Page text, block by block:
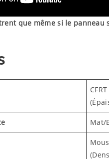
que même si le panneau
Mat/